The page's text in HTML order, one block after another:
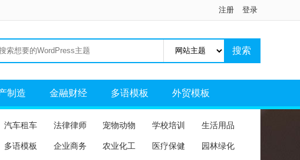
注册 登录
制造 金融财经 多语模板 外贸模板
汽车租车 法律律师 宠物动物 学校培训 生活用品
多语模板 企业商务 农业化工 医疗保健 园林绿化